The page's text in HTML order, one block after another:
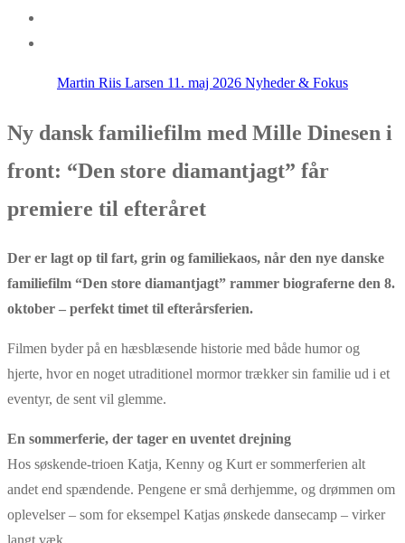
Martin Riis Larsen 11. maj 2026 Nyheder & Fokus
Ny dansk familiefilm med Mille Dinesen i
front: “Den store diamantjagt” får
premiere til efteråret
Der er lagt op til fart, grin og familiekaos, når den nye danske
familiefilm “Den store diamantjagt” rammer biograferne den 8.
oktober – perfekt timet til efterårsferien.
Filmen byder på en hæsblæsende historie med både humor og
hjerte, hvor en noget utraditionel mormor trækker sin familie ud i et
eventyr, de sent vil glemme.
En sommerferie, der tager en uventet drejning
Hos søskende-trioen Katja, Kenny og Kurt er sommerferien alt
andet end spændende. Pengene er små derhjemme, og drømmen om
oplevelser – som for eksempel Katjas ønskede dansecamp – virker
langt væk.